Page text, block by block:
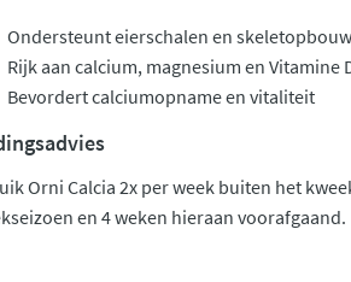
Ondersteunt eierschalen en skeletopbouw
Rijk aan calcium, magnesium en Vitamine
Bevordert calciumopname en vitaliteit
Orni Calcia 2x per week buiten het
en 4 weken hieraan voorafgaand.